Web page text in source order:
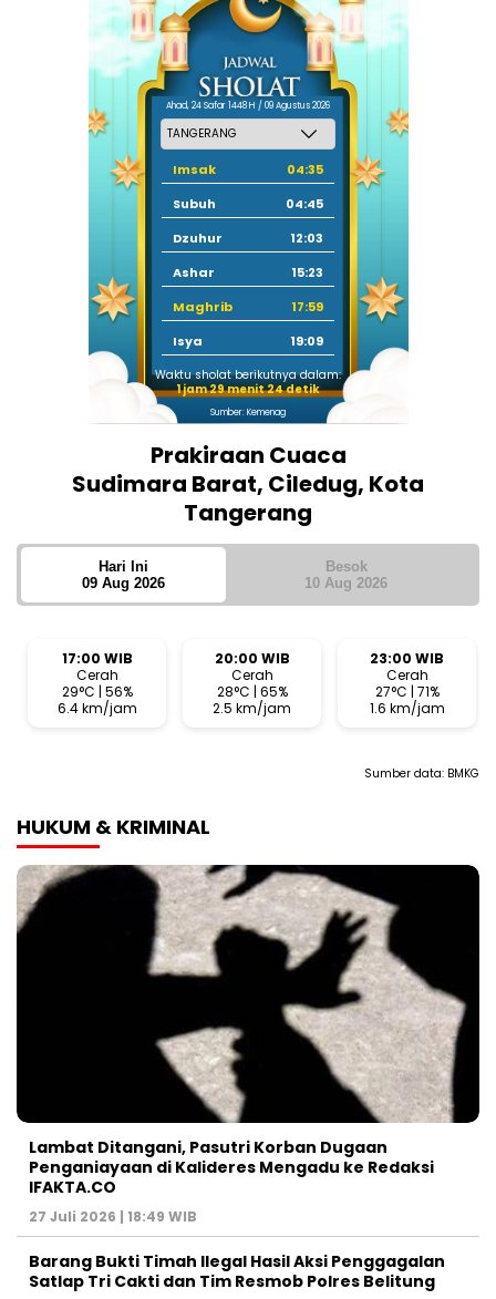
Ahad, 24 Safar 1448 H / 09 Agustus 2026
Imsak
04:35
Subuh
04:45
Dzuhur
12:03
Ashar
15:23
Maghrib
17:59
Isya
19:09
Waktu sholat berikutnya dalam:
1 jam 29 menit 24 detik
Sumber: Kemenag
Prakiraan Cuaca
Sudimara Barat, Ciledug, Kota
Tangerang
Hari Ini
09 Aug 2026
Besok
10 Aug 2026
17:00 WIB
Cerah
29°C | 56%
6.4 km/jam
20:00 WIB
Cerah
28°C | 65%
2.5 km/jam
23:00 WIB
Cerah
27°C | 71%
1.6 km/jam
Sumber data: BMKG
HUKUM & KRIMINAL
Lambat Ditangani, Pasutri Korban Dugaan
Penganiayaan di Kalideres Mengadu ke Redaksi
IFAKTA.CO
27 Juli 2026 | 18:49 WIB
Barang Bukti Timah Ilegal Hasil Aksi Penggagalan
Satlap Tri Cakti dan Tim Resmob Polres Belitung